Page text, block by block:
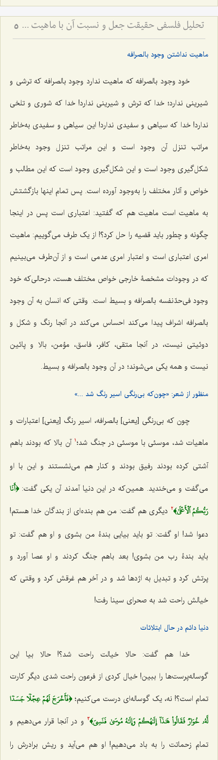
تحلیل فلسفی حقیقت جعل و نسبت آن با ماهیت - بررسی اعتباریت ماهیت در پرتو اصالت وجود 5
ماهیت نداشتن وجود بالصرافه
خود وجود بالصرافه که ماهیت ندارد وجود بالصرافه که ترشی و
شیرینی ندارد؛ خدا که ترش و شیرینی ندارد! خدا که شوری و تلخی
ندارد! خدا که سیاهی و سفیدی ندارد! این سیاهی و سفیدی به‌خاطر
مراتب تنزل آن وجود است و این مراتب تنزل وجود به‌خاطر
شکل‌گیری وجود است و این شکل‌گیری وجود است که این مطالب و
خواص و آثار مختلف را به‌وجود آورده است. پس تمام اینها بازگشتش
به ماهیت است ماهیت هم که گفتید: اعتباری است پس در اینجا
چگونه و چطور باید قضیه را حل کرد؟! از یک طرف می‌گوییم: ماهیت
امری اعتباری است و اعتبار امری عدمی است و از آن‌طرف می‌بینیم
که در وجودات مشخصۀ خارجی خواص مختلف هست، درحالی‌که خود
وجود فی‌حدّنفسه بالصرافه و بسیط است. وقتی که انسان به آن وجود
بالصرافه اشراف پیدا می‌کند احساس می‌کند در آنجا رنگ و شکل و
دوئیتی نیست، در آنجا متقی، کافر، فاسق، مؤمن، بالا و پائین
نیست و همه یکی می‌شوند؛ در آن وجود بالصرافه و بسیط.
منظور از شعر: «چون‌که بی‌رنگی اسیر رنگ شد ...»
چون که بی‌رنگی [یعنی] بالصرافه، اسیر رنگ [یعنی] اعتبارات و
ماهیات شد، موسئی با موسئی در جنگ شد؛ 1 آن بالا که بودند باهم
آشتی کرده بودند رفیق بودند و کنار هم می‌نشستند و این با او
می‌گفت و می‌خندید. همین‌که در این دنیا آمدند آن یکی گفت:﴿أَنَا
رَبُّكُمُ ٱلۡأَعۡلَىٰ﴾2
دیگری هم گفت: من هم بنده‌ای از بندگان خدا هستم!
دعوا شد! او گفت: تو باید بیایی بندۀ من بشوی و او هم گفت: تو
باید بندۀ رب من بشوی! بعد باهم جنگ کردند و او عصا آورد و
پرتش کرد و تبدیل به اژدها شد و در آخر هم غرقش کرد و وقتی که
خیالش راحت شد به صحرای سینا رفت!
دنیا دائم در حال ابتلائات
خدا هم گفت: حالا خیالت راحت شد؟! حالا بیا این
گوساله‌پرست‌ها را ببین! خیال کردی از فرعون راحت شدی دیگر کارت
تمام است؟! نه، یک گوساله‌ای درست می‌کنیم؛﴿فَأَخۡرَجَ لَهُمۡ عِجۡلٗا جَسَدٗا
لَّهُۥ خُوَارٞ فَقَالُواْ هَٰذَآ إِلَٰهُكُمۡ وَإِلَٰهُ مُوسَىٰ فَنَسِيَ﴾3و در آنجا قرار می‌دهیم و
تمام زحماتت را به باد می‌دهیم! او هم می‌آید و ریش برادرش را